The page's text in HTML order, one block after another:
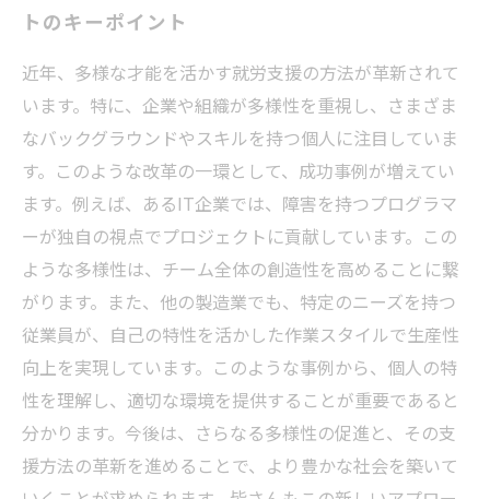
トのキーポイント
近年、多様な才能を活かす就労支援の方法が革新されて
います。特に、企業や組織が多様性を重視し、さまざま
なバックグラウンドやスキルを持つ個人に注目していま
す。このような改革の一環として、成功事例が増えてい
ます。例えば、あるIT企業では、障害を持つプログラマ
ーが独自の視点でプロジェクトに貢献しています。この
ような多様性は、チーム全体の創造性を高めることに繋
がります。また、他の製造業でも、特定のニーズを持つ
従業員が、自己の特性を活かした作業スタイルで生産性
向上を実現しています。このような事例から、個人の特
性を理解し、適切な環境を提供することが重要であると
分かります。今後は、さらなる多様性の促進と、その支
援方法の革新を進めることで、より豊かな社会を築いて